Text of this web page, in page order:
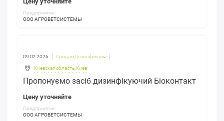
Предприятие:
ООО АГРОВЕТСИСТЕМЫ
09.02.2026 Продам Дезинфекция
Киевская область, Киев
Пропонуємо засіб дизинфікуючий Біоконтакт
Цену уточняйте
Предприятие:
ООО АГРОВЕТСИСТЕМЫ